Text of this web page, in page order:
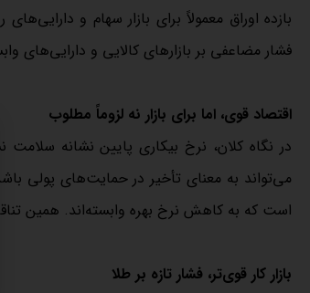
بازده اوراق معمولاً برای بازار سهام و
فشار مضاعفی بر بازارهای کالایی و دارایی‌های
اقتصاد قوی، اما برای بازار نه لزوماً مطلوب
در نگاه کلان، نرخ بیکاری پایین نشانه
می‌تواند به معنای تأخیر در حمایت‌های پولی
است که به کاهش نرخ بهره وابسته‌اند. همین
بازار کار قوی‌تر، فشار تازه بر طلا